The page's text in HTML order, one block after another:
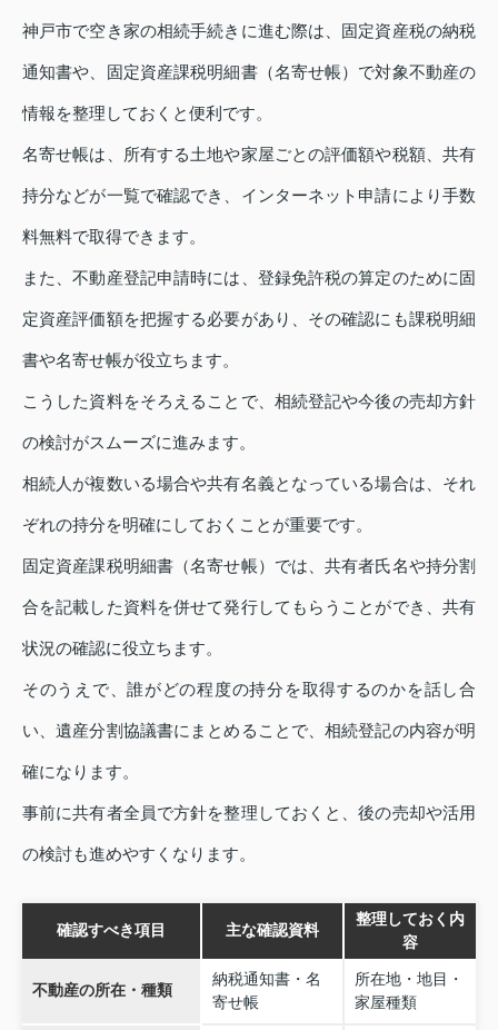
神戸市で空き家の相続手続きに進む際は、固定資産税の納税
通知書や、固定資産課税明細書（名寄せ帳）で対象不動産の
情報を整理しておくと便利です。
名寄せ帳は、所有する土地や家屋ごとの評価額や税額、共有
持分などが一覧で確認でき、インターネット申請により手数
料無料で取得できます。
また、不動産登記申請時には、登録免許税の算定のために固
定資産評価額を把握する必要があり、その確認にも課税明細
書や名寄せ帳が役立ちます。
こうした資料をそろえることで、相続登記や今後の売却方針
の検討がスムーズに進みます。
相続人が複数いる場合や共有名義となっている場合は、それ
ぞれの持分を明確にしておくことが重要です。
固定資産課税明細書（名寄せ帳）では、共有者氏名や持分割
合を記載した資料を併せて発行してもらうことができ、共有
状況の確認に役立ちます。
そのうえで、誰がどの程度の持分を取得するのかを話し合
い、遺産分割協議書にまとめることで、相続登記の内容が明
確になります。
事前に共有者全員で方針を整理しておくと、後の売却や活用
の検討も進めやすくなります。
確認すべき項目 主な確認資料
整理しておく内
容
不動産の所在・種類
納税通知書・名
寄せ帳
所在地・地目・
家屋種類